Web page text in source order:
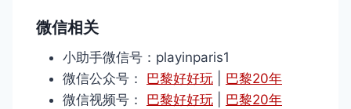
微信相关
小助手微信号：playinparis1
微信公众号： 巴黎好好玩
巴黎20年
微信视频号： 巴黎好好玩 巴黎20年